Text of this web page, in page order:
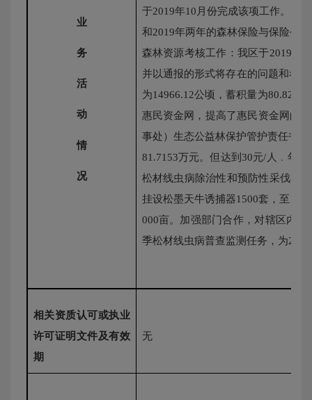
业
务
活
动
情
况
于2019年10 月份完成该项工作。
和2019年两年的森林保险与保险公
森林资源考核工作：我区于2019
并以通报的形式将存在的问题和考
为14966.12公顷，蓄积量为80.82
惠民资金网，提高了惠民资金网的
事处）生态公益林保护管护责任书
81.7153万元。但达到 30元/ 人﹒年
松材线虫病除治性和预防性采伐小
挂设松墨天牛诱捕器1500套，至11
000亩。加强部门合作，对辖区内
季松材线虫病普查监测任务，为2020
相关资质认可或执业
许可证明文件及有效
期
无